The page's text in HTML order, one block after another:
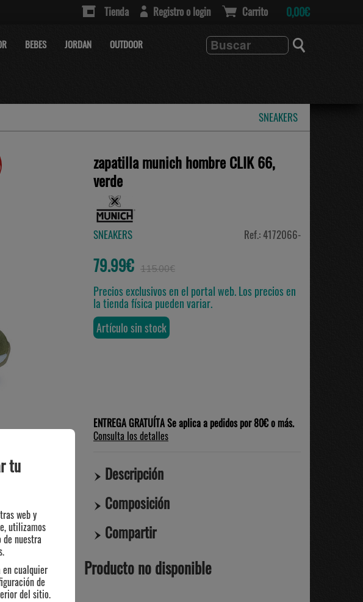
Tienda Registro o login Carrito 0,00€
BEBES JORDAN OUTDOOR
SNEAKERS
zapatilla munich hombre CLIK 66,
verde
SNEAKERS Ref.: 4172066-
79.99€ 115.00€
Precios exclusivos en el portal web. Los precios en
la tienda física pueden variar.
Artículo sin stock
ENTREGA GRATUÍTA Se aplica a pedidos por 80€ o más.
Consulta los detalles
Descripción
Composición
Compartir
Producto no disponible
tu
web y
utilizamos
nuestra
cualquier
de
del sitio.